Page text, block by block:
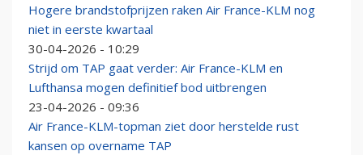
Hogere brandstofprijzen raken Air France-KLM nog
niet in eerste kwartaal
30-04-2026 - 10:29
Strijd om TAP gaat verder: Air France-KLM en
Lufthansa mogen definitief bod uitbrengen
23-04-2026 - 09:36
Air France-KLM-topman ziet door herstelde rust
kansen op overname TAP